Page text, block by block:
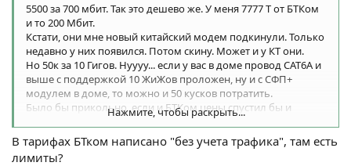
5500 за 700 мбит. Так это дешево же. У меня 7777 Т от БТКом
и то 200 Мбит.
Кстати, они мне новый китайский модем подкинули. Только
недавно у них появился. Потом скину. Может и у КТ они.
Но 50к за 10 Гигов. Нуууу... если у вас в доме провод CАТ6A и
выше с поддержкой 10 ЖиЖов проложен, ну и с СФП+
модулем в доме, то можно и 50 кусков потратить.
Было бы прикольно, если и БТКом цены спустил бы и
предложил бы что-то побыстрее. Но цены... ППЦ какие.
А Другие , кроме Пчелайн, нам в комплекс пока не заходят.
Нажмите, чтобы раскрыть...
В тарифах БТком написано "без учета трафика", там есть
лимиты?